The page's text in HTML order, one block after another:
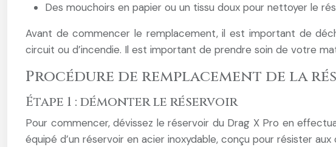
Des mouchoirs en papier ou un tissu doux pour nettoyer le
Avant de commencer le remplacement, il est important de
circuit ou d’incendie. Il est important de prendre soin de votre
Procédure de remplacement de la
Étape 1 : démonter le réservoir
Pour commencer, dévissez le réservoir du Drag X Pro en
équipé d’un réservoir en acier inoxydable, conçu pour résister